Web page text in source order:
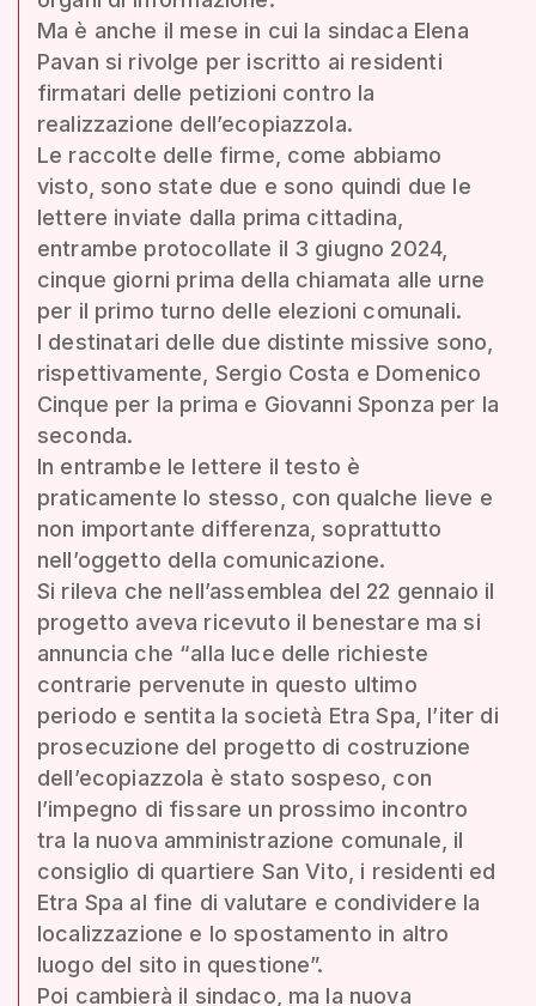
Ma è anche il mese in cui la sindaca Elena
Pavan si rivolge per iscritto ai residenti
firmatari delle petizioni contro la
realizzazione dell’ecopiazzola.
Le raccolte delle firme, come abbiamo
visto, sono state due e sono quindi due le
lettere inviate dalla prima cittadina,
entrambe protocollate il 3 giugno 2024,
cinque giorni prima della chiamata alle urne
per il primo turno delle elezioni comunali.
I destinatari delle due distinte missive sono,
rispettivamente, Sergio Costa e Domenico
Cinque per la prima e Giovanni Sponza per la
seconda.
In entrambe le lettere il testo è
praticamente lo stesso, con qualche lieve e
non importante differenza, soprattutto
nell’oggetto della comunicazione.
Si rileva che nell’assemblea del 22 gennaio il
progetto aveva ricevuto il benestare ma si
annuncia che “alla luce delle richieste
contrarie pervenute in questo ultimo
periodo e sentita la società Etra Spa, l’iter di
prosecuzione del progetto di costruzione
dell’ecopiazzola è stato sospeso, con
l’impegno di fissare un prossimo incontro
tra la nuova amministrazione comunale, il
consiglio di quartiere San Vito, i residenti ed
Etra Spa al fine di valutare e condividere la
localizzazione e lo spostamento in altro
luogo del sito in questione”.
Poi cambierà il sindaco, ma la nuova